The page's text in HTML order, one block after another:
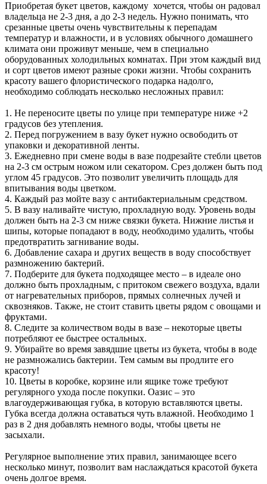
Приобретая букет цветов, каждому хочется, чтобы он радовал
владельца не 2-3 дня, а до 2-3 недель. Нужно понимать, что
срезанные цветы очень чувствительны к перепадам
температур и влажности, и в условиях обычного домашнего
климата они проживут меньше, чем в специально
оборудованных холодильных комнатах. При этом каждый вид
и сорт цветов имеют разные сроки жизни. Чтобы сохранить
красоту вашего флористического подарка надолго,
необходимо соблюдать несколько несложных правил:
1. Не переносите цветы по улице при температуре ниже +2
градусов без утепления.
2. Перед погружением в вазу букет нужно освободить от
упаковки и декоративной ленты.
3. Ежедневно при смене воды в вазе подрезайте стебли цветов
на 2-3 см острым ножом или секатором. Срез должен быть под
углом 45 градусов. Это позволит увеличить площадь для
впитывания воды цветком.
4. Каждый раз мойте вазу с антибактериальным средством.
5. В вазу наливайте чистую, прохладную воду. Уровень воды
должен быть на 2-3 см ниже связки букета. Нижние листья и
шипы, которые попадают в воду, необходимо удалить, чтобы
предотвратить загнивание воды.
6. Добавление сахара и других веществ в воду способствует
размножению бактерий.
7. Подберите для букета подходящее место – в идеале оно
должно быть прохладным, с притоком свежего воздуха, вдали
от нагревательных приборов, прямых солнечных лучей и
сквозняков. Также, не стоит ставить цветы рядом с овощами и
фруктами.
8. Следите за количеством воды в вазе – некоторые цветы
потребляют ее быстрее остальных.
9. Убирайте во время завядшие цветы из букета, чтобы в воде
не размножались бактерии. Тем самым вы продлите его
красоту!
10. Цветы в коробке, корзине или ящике тоже требуют
регулярного ухода после покупки. Оазис – это
влагоудерживающая губка, в которую вставляются цветы.
Губка всегда должна оставаться чуть влажной. Необходимо 1
раз в 2 дня добавлять немного воды, чтобы цветы не
засыхали.
Регулярное выполнение этих правил, занимающее всего
несколько минут, позволит вам наслаждаться красотой букета
очень долгое время.